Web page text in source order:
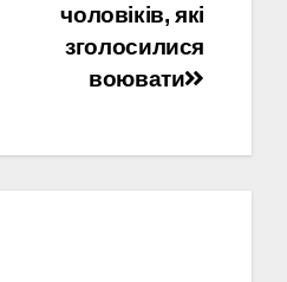
чоловіків, які
зголосилися
воювати